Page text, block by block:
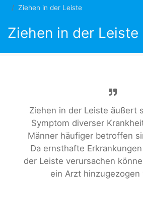
Ziehen in der Leiste
Ziehen in der Leiste
Ziehen in der Leiste äußert
Symptom diverser
Männer häufiger betroffen
Da ernsthafte
der Leiste verursachen
ein Arzt hinzugezogen